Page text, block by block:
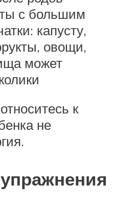
с большим
капусту,
овощи,
может
к
не